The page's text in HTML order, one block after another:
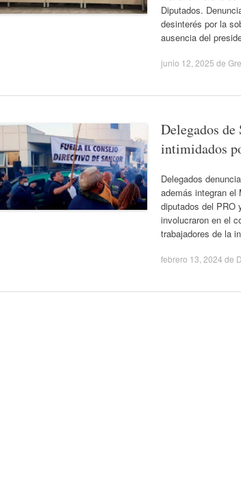
Diputados.
desinterés por la
ausencia del
junio 12, 2025 de
Delegados
intimidados
Delegados
además integran el
diputados del PRO
involucraron en el
trabajadores de la
febrero 13, 2024 de